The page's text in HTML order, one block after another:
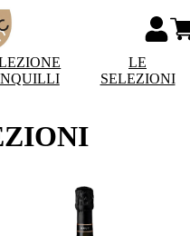
LE
SELEZIONI